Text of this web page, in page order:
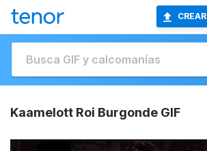
CREAR
Kaamelott Roi Burgonde GIF